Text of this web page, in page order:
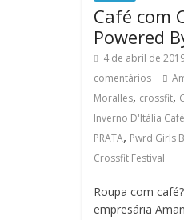
Café com
Powered
4 de abril de
comentários
Moralles, crossfit,
Inverno D'Itália Café
PRATA, Pwrd Girls
Crossfit Festival
Roupa com
empresária